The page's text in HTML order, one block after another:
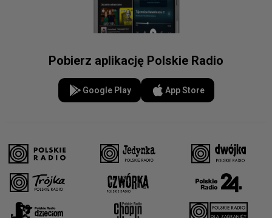
Pobierz aplikację Polskie Radio
Google Play App Store